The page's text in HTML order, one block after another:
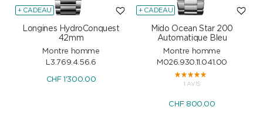
+ CADEAU
Longines HydroConquest
42mm
Montre homme
L3.769.4.56.6
CHF1'300.00
+ CADEAU
Mido Ocean Star 200
Automatique Bleu
Montre homme
M026.930.11.041.00
1 AVIS
CHF800.00